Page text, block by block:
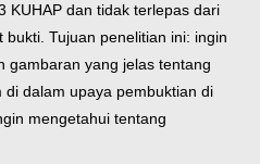
KUHAP dan tidak terlepas dari
bukti. Tujuan penelitian ini: ingin
gambaran yang jelas tentang
dalam upaya pembuktian di
mengetahui tentang